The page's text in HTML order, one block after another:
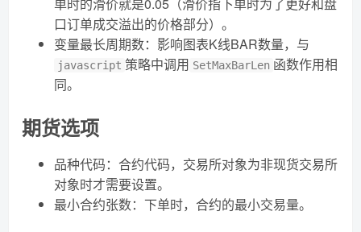
口订单成交溢出的价格部分）。
变量最长周期数：影响图表K线BAR数量，与
javascript 策略中调用 SetMaxBarLen 函数作用相
同。
期货选项
品种代码：合约代码，交易所对象为非现货交易所
对象时才需要设置。
最小合约张数：下单时，合约的最小交易量。